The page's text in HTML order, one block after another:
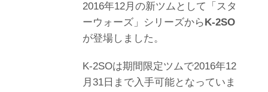
2016年12月の新ツムとして「スタ
ーウォーズ」シリーズからK-2SO
が登場しました。
K-2SOは期間限定ツムで2016年12
月31日まで入手可能となっていま